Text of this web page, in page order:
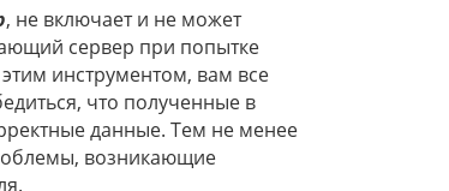
, не включает и не может
сервер при попытке
инструментом, вам все
что полученные в
данные. Тем не менее
возникающие